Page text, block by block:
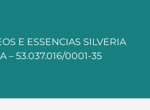
E ESSENCIAS SILVERIA
– 53.037.016/0001-35